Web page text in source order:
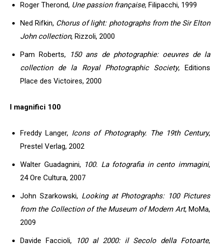
Roger Therond, Une passion française, Filipacchi, 1999
Ned Rifkin, Chorus of light: photographs from the Sir Elton
John collection, Rizzoli, 2000
Pam Roberts,
150 ans de photographie: oeuvres de la
collection de la Royal Photographic Society, Editions
Place des Victoires, 2000
I magnifici 100
Freddy Langer, Icons of Photography. The 19th Century,
Prestel Verlag, 2002
Walter Guadagnini, 100. La fotografia in cento immagini,
24 Ore Cultura, 2007
John Szarkowski, Looking at Photographs: 100 Pictures
from the Collection of the Museum of Modern Art, MoMa,
2009
Davide Faccioli, 100 al 2000: il Secolo della Fotoarte,